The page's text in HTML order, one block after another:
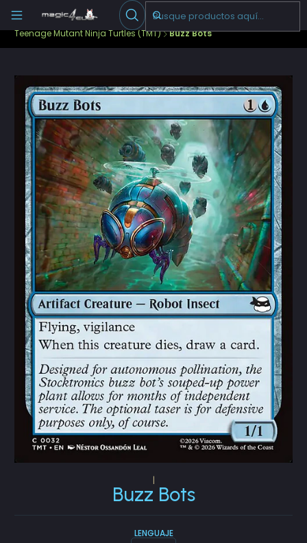
Escribenos
Cartas Sueltas Magic Standard
Teenage Mutant Ninja Turtles (TMT) Buzz Bots
Buzz Bots
LENGUAJE